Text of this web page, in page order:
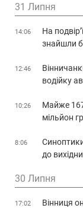
31 Липня
14:06
На
знайшли
12:46
водійку
10:26
Майже
мільйон
8:06
до
30 Липня
17:02
Вінниця